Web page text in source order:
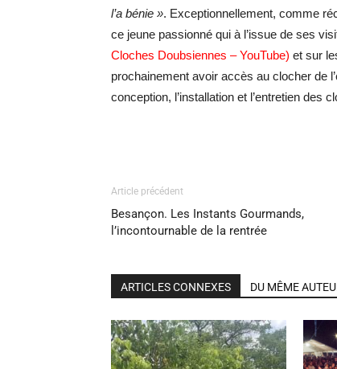
l’a bénie ». Exceptionnellement, comme
ce jeune passionné qui à l’issue de ses
Cloches Doubsiennes – YouTube) et sur
prochainement avoir accès au clocher de
conception, l’installation et l’entretien des
Article précédent
Besançon. Les Instants Gourmands,
l’incontournable de la rentrée
ARTICLES CONNEXES DU MÊME